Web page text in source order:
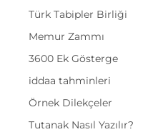
Türk Tabipler Birliği
Memur Zammı
3600 Ek Gösterge
iddaa tahminleri
Örnek Dilekçeler
Tutanak Nasıl Yazılır?